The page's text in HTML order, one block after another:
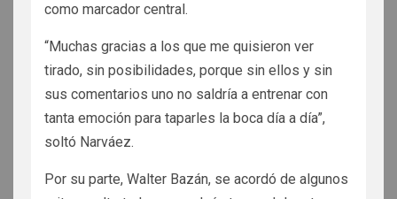
como marcador central.
“Muchas gracias a los que me quisieron ver
tirado, sin posibilidades, porque sin ellos y sin
sus comentarios uno no saldría a entrenar con
tanta emoción para taparles la boca día a día”,
soltó Narváez.
Por su parte, Walter Bazán, se acordó de algunos